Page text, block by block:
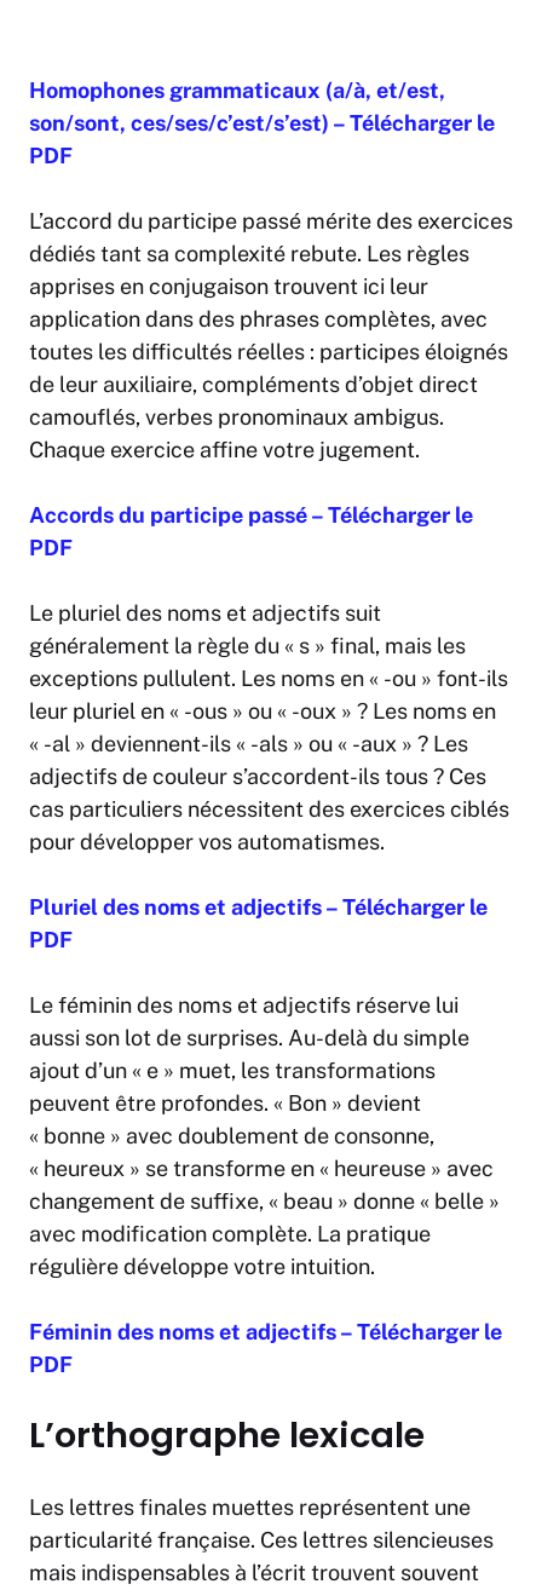
Homophones grammaticaux (a/à, et/est,
son/sont, ces/ses/c’est/s’est) – Télécharger le
PDF
L’accord du participe passé mérite des exercices
dédiés tant sa complexité rebute. Les règles
apprises en conjugaison trouvent ici leur
application dans des phrases complètes, avec
toutes les difficultés réelles : participes éloignés
de leur auxiliaire, compléments d’objet direct
camouflés, verbes pronominaux ambigus.
Chaque exercice affine votre jugement.
Accords du participe passé – Télécharger le
PDF
Le pluriel des noms et adjectifs suit
généralement la règle du « s » final, mais les
exceptions pullulent. Les noms en « -ou » font-ils
leur pluriel en « -ous » ou « -oux » ? Les noms en
« -al » deviennent-ils « -als » ou « -aux » ? Les
adjectifs de couleur s’accordent-ils tous ? Ces
cas particuliers nécessitent des exercices ciblés
pour développer vos automatismes.
Pluriel des noms et adjectifs – Télécharger le
PDF
Le féminin des noms et adjectifs réserve lui
aussi son lot de surprises. Au-delà du simple
ajout d’un « e » muet, les transformations
peuvent être profondes. « Bon » devient
« bonne » avec doublement de consonne,
« heureux » se transforme en « heureuse » avec
changement de suffixe, « beau » donne « belle »
avec modification complète. La pratique
régulière développe votre intuition.
Féminin des noms et adjectifs – Télécharger le
PDF
L’orthographe lexicale
Les lettres finales muettes représentent une
particularité française. Ces lettres silencieuses
mais indispensables à l’écrit trouvent souvent